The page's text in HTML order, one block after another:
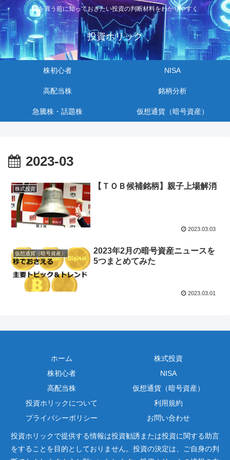
株を買う前に知っておきたい投資の判断材料をわかりやすく
投資ホリック
株初心者 NISA
高配当株 銘柄分析
急騰株・話題株 仮想通貨（暗号資産）
2023-03
株式投資 【ＴＯＢ候補銘柄】親子上場解消
2023.03.03
仮想通貨（暗号資産）
2023年2月の暗号資産ニュースを
5つまとめてみた
2023.03.01
ホーム
株式投資
株初心者
NISA
高配当株
仮想通貨（暗号資産）
投資ホリックについて
利用規約
プライバシーポリシー
お問い合わせ
投資ホリックで提供する情報は投資勧誘または投資に関する助言
をすることを目的としておりません。投資の決定は、ご自身の判